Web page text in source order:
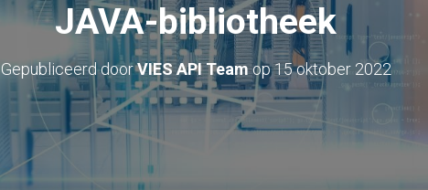
JAVA-bibliotheek
Gepubliceerd doorVIES API Teamop15 oktober 2022